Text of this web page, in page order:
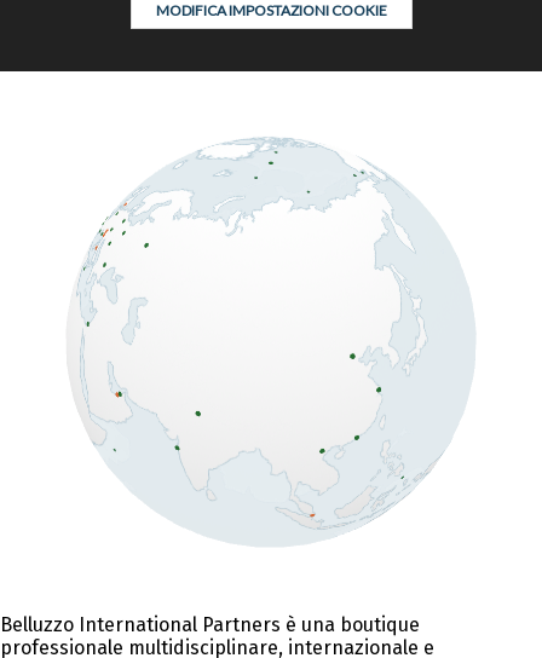
MODIFICA IMPOSTAZIONI COOKIE
Belluzzo International Partners è una boutique
professionale multidisciplinare, internazionale e